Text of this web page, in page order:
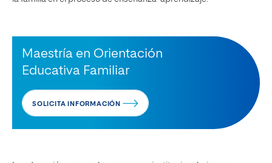
Maestría en Orientación
Educativa Familiar
SOLICITA INFORMACIÓN